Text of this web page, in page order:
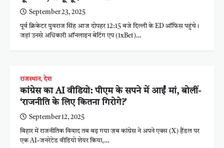
September 23, 2025
पूर्व क्रिकेटर युवराज सिंह आज दोपहर 12:15 बजे दिल्ली के ED ऑफिस पहुंचे।
जहां उनसे अधिकारी ऑनलाइन बेटिंग एप (1xBet)…
राजस्थान, देश
कांग्रेस का AI वीडियो: पीएम के सपने में आईं मां, बोलीं-
‘राजनीति के लिए कितना गिरोगे?’
September 12, 2025
बिहार में राजनीतिक विवाद तब बढ़ गया जब कांग्रेस ने अपने एक्स (X) हैंडल पर
एक AI-जनरेटेड वीडियो शेयर किया,…